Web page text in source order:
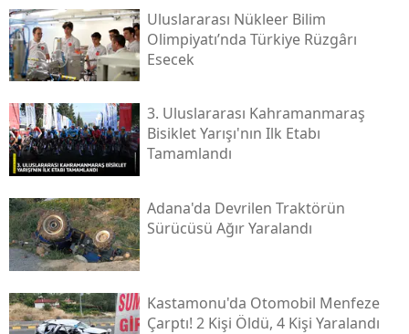
Uluslararası Nükleer Bilim
Olimpiyatı’nda Türkiye Rüzgârı
Esecek
3. Uluslararası Kahramanmaraş
Bisiklet Yarışı'nın Ilk Etabı
Tamamlandı
Adana'da Devrilen Traktörün
Sürücüsü Ağır Yaralandı
Kastamonu'da Otomobil Menfeze
Çarptı! 2 Kişi Öldü, 4 Kişi Yaralandı